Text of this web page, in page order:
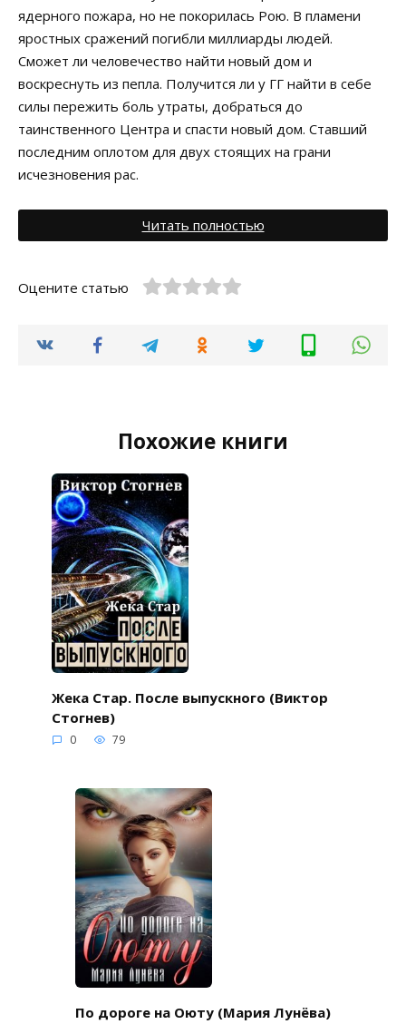
ядерного пожара, но не покорилась Рою. В пламени
яростных сражений погибли миллиарды людей.
Сможет ли человечество найти новый дом и
воскреснуть из пепла. Получится ли у ГГ найти в себе
силы пережить боль утраты, добраться до
таинственного Центра и спасти новый дом. Ставший
последним оплотом для двух стоящих на грани
исчезновения рас.
Читать полностью
Оцените статью
Похожие книги
Жека Стар. После выпускного (Виктор
Стогнев)
0 79
По дороге на Оюту (Мария Лунёва)